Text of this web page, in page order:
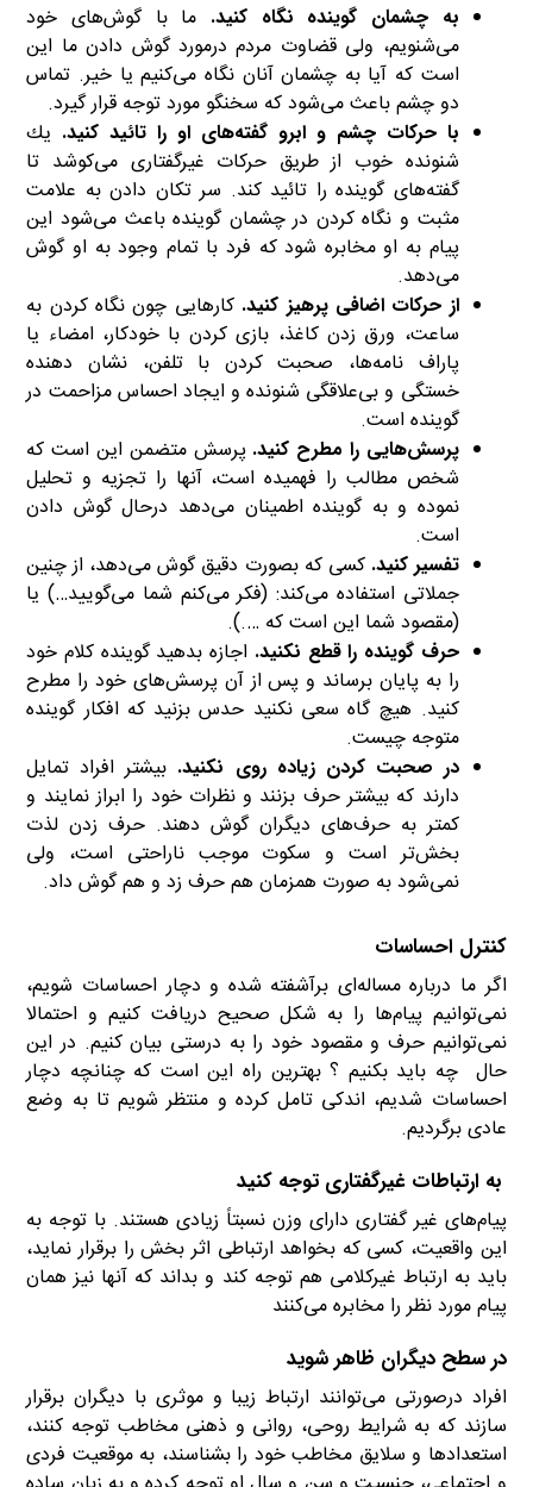
به چشمان گوینده نگاه كنید. ما با گوش‌های خود
می‌شنویم، ولی قضاوت مردم درمورد گوش دادن ما این
است كه آیا به چشمان آنان نگاه می‌كنیم یا خیر. تماس
دو چشم باعث می‌شود كه سخنگو مورد توجه قرار گیرد.
با حركات چشم و ابرو گفته‌های او را تائید كنید. یك
شنونده خوب از طریق حركات غیرگفتاری می‌كوشد تا
گفته‌های گوینده را تائید كند. سر تكان دادن به علامت
مثبت و نگاه كردن در چشمان گوینده باعث می‌شود این
پیام به او مخابره شود كه فرد با تمام وجود به او گوش
می‌دهد.
از حركات اضافی پرهیز كنید. كارهایی چون نگاه كردن به
ساعت، ورق زدن كاغذ، بازی كردن با خودكار، امضاء یا
پاراف نامه‌ها، صحبت كردن با تلفن، نشان دهنده
خستگی و بی‌علاقگی شنونده و ایجاد احساس مزاحمت در
گوینده است.
پرسش‌هایی را مطرح كنید. پرسش متضمن این است كه
شخص مطالب را فهمیده است، آنها را تجزیه و تحلیل
نموده و به گوینده اطمینان می‌دهد درحال گوش دادن
است.
تفسیر كنید. كسی كه بصورت دقیق گوش می‌دهد، از چنین
جملاتی استفاده می‌كند: (‌فكر می‌كنم شما می‌گویید…) یا
(مقصود شما این است كه ….).
حرف گوینده را قطع نكنید. اجازه بدهید گوینده كلام خود
را به پایان برساند و پس از آن پرسش‌های خود را مطرح
كنید. هیچ گاه سعی نكنید حدس بزنید كه افكار گوینده
متوجه چیست.
در صحبت كردن زیاده روی نكنید. بیشتر افراد تمایل
دارند كه بیشتر حرف بزنند و نظرات خود را ابراز نمایند و
كمتر به حرف‌های دیگران گوش دهند. حرف زدن لذت
بخش‌تر است و سكوت موجب ناراحتی است، ولی
نمی‌شود به صورت همزمان هم حرف زد و هم گوش داد.
كنترل احساسات
اگر ما درباره مساله‌ای برآشفته شده و دچار احساسات شویم،
نمی‌توانیم پیام‌ها را به شكل صحیح دریافت كنیم و احتمالا
نمی‌توانیم حرف و مقصود خود را به درستی بیان كنیم. در این
حال چه باید بكنیم ؟ بهترین راه این است كه چنانچه دچار
احساسات شدیم، اندكی تامل كرده و منتظر شویم تا به وضع
عادی برگردیم.
به ارتباطات غیرگفتاری توجه كنید
پیام‌های غیر گفتاری دارای وزن نسبتاً زیادی هستند. با توجه به
این واقعیت، كسی كه بخواهد ارتباطی اثر بخش را برقرار نماید،
باید به ارتباط غیركلامی هم توجه كند و بداند كه آنها نیز همان
پیام مورد نظر را مخابره می‌كنند
در سطح دیگران ظاهر شوید
افراد درصورتی می‌توانند ارتباط زیبا و موثری با دیگران برقرار
سازند كه به شرایط روحی، روانی و ذهنی مخاطب توجه كنند،
استعدادها و سلایق مخاطب خود را بشناسند، به موقعیت فردی